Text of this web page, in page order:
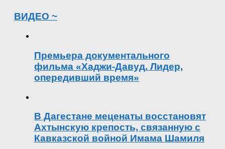
ВИДЕО ~
Премьера документального
фильма «Хаджи-Давуд. Лидер,
опередивший время»
В Дагестане меценаты восстановят
Ахтынскую крепость, связанную с
Кавказской войной Имама Шамиля